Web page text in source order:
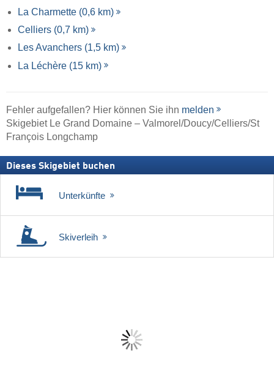
La Charmette (0,6 km)
Celliers (0,7 km)
Les Avanchers (1,5 km)
La Léchère (15 km)
Fehler aufgefallen? Hier können Sie ihn melden
Skigebiet Le Grand Domaine – Valmorel/​Doucy/​Celliers/​St
François Longchamp
Dieses Skigebiet buchen
Unterkünfte
Skiverleih